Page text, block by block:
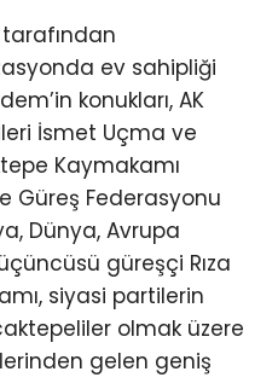
ev sahipliği
konukları, AK
İsmet Uçma ve
Kaymakamı
Güreş Federasyonu
Dünya, Avrupa
güreşçi Rıza
siyasi partilerin
olmak üzere
gelen geniş